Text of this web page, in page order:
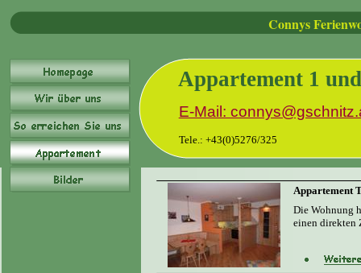
Connys
Die Wohnung
einen direkten
Appartement
Appartement 1
E-Mail:
Tele.: +43(0)5276/325